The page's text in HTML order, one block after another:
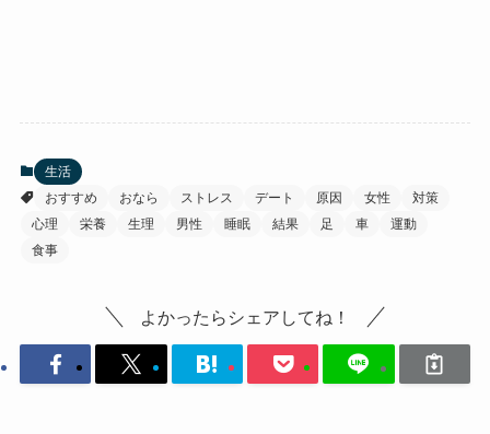
生活
おすすめ
おなら ストレス デート 原因 女性
対策
心理
栄養 生理 男性 睡眠 結果 足 車
運動
食事
よかったらシェアしてね！